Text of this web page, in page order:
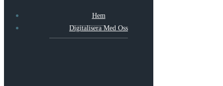
Hem
Digitalisera Med Oss